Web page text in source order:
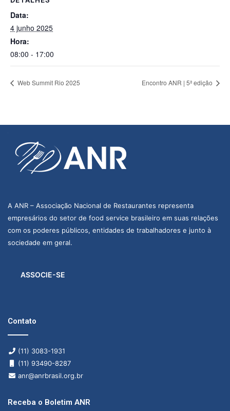
Data:
4 junho 2025
Hora:
08:00 - 17:00
Web Summit Rio 2025 Encontro ANR | 5ª edição
A ANR – Associação Nacional de Restaurantes representa
empresários do setor de food service brasileiro em suas relações
com os poderes públicos, entidades de trabalhadores e junto à
sociedade em geral.
ASSOCIE-SE
Contato
(11) 3083-1931
(11) 93490-8287
anr@anrbrasil.org.br
Receba o Boletim ANR